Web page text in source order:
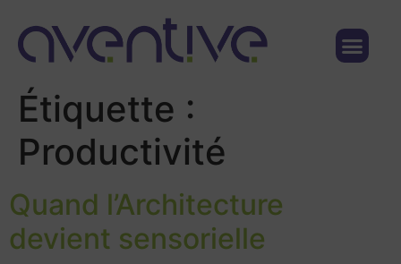
Étiquette :
Productivité
Quand l’Architecture
devient sensorielle